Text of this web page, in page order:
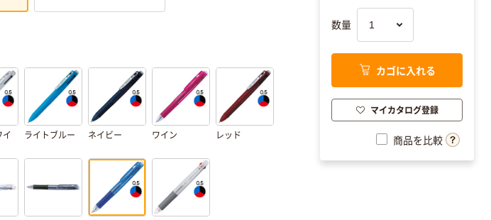
イ
ライトブルー ネイビー ワイン レッド
数量
カゴに入れる
マイカタログ登録
商品を比較